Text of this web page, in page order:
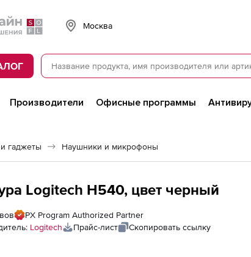
Москва
Производители Офисные программы
гаджеты Наушники и микрофоны
Logitech H540, цвет черный
PX Program Authorized Partner
Logitech Прайс-лист Скопировать ссылку